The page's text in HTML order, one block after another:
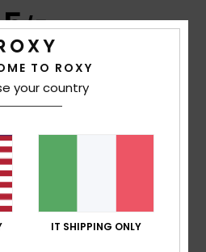
5/5
prezzo
4
TO ROXY
your country
IT SHIPPING ONLY